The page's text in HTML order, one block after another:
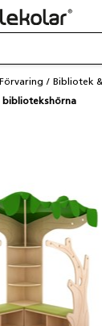
Förvaring
Bibliotek
bibliotekshörna